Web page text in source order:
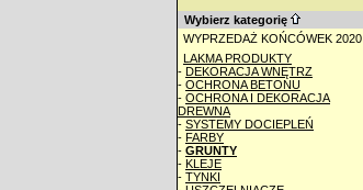
Wybierz kategorię
WYPRZEDAŻ KOŃCÓWEK 2020
LAKMA PRODUKTY
- DEKORACJA WNĘTRZ
- OCHRONA BETONU
- OCHRONA I DEKORACJA
DREWNA
- SYSTEMY DOCIEPLEŃ
- FARBY
- GRUNTY
- KLEJE
- TYNKI